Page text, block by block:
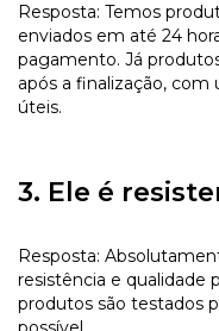
Resposta: Temos
enviados em até 24
pagamento. Já
após a finalização,
úteis.
3. Ele é
Resposta:
resistência e qualidade
produtos são testados